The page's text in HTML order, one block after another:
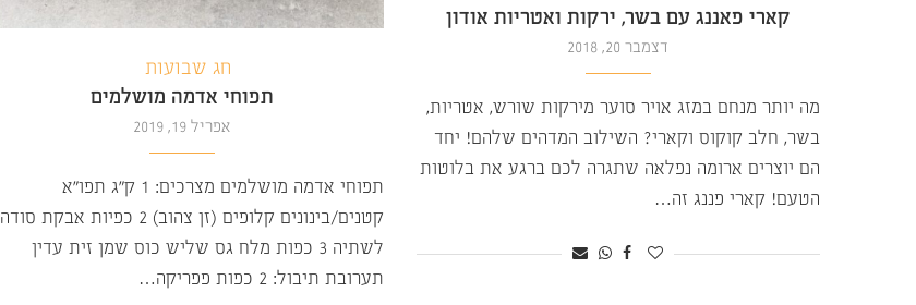
חג שבועות
תפוחי אדמה מושלמים
אפריל 19, 2019
תפוחי אדמה מושלמים מצרכים: 1 ק”ג תפו”א
קטנים/בינונים קלופים (זן צהוב) 2 כפיות אבקת סודה
לשתיה 3 כפות מלח גס שליש כוס שמן זית עדין
תערובת תיבול: 2 כפות פפריקה…
קארי פאננג עם בשר, ירקות ואטריות אודון
דצמבר 20, 2018
מה יותר מנחם במזג אויר סוער מירקות שורש, אטריות,
בשר, חלב קוקוס וקארי? השילוב המדהים שלהם! יחד
הם יוצרים ארומה נפלאה שתגרה לכם ברגע את בלוטות
הטעם! קארי פננג זה…